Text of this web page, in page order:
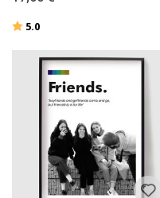
Hodnotenie:
5.0